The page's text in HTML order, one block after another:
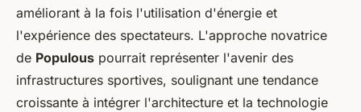
améliorant à la fois l'utilisation d'énergie et
l'expérience des spectateurs. L'approche novatrice
de Populous pourrait représenter l'avenir des
infrastructures sportives, soulignant une tendance
croissante à intégrer l'architecture et la technologie